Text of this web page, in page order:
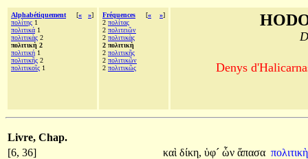
Alphabétiquement [« »]
πολίτης 1
πολιτικά 1
πολιτικὰς 2
πολιτικὴ 2
πολιτική 1
πολιτικῆς 2
πολιτικοῖς 1
Fréquences [« »]
2 πολίτας
2 πολιτειῶν
2 πολιτικὰς
2 πολιτικὴ
2 πολιτικῆς
2 πολιτικῶν
2 πολιτικῶς Denys
Livre, Chap.
[6, 36]
καὶ δίκη, ὑφ´ ὧν ἅπασα